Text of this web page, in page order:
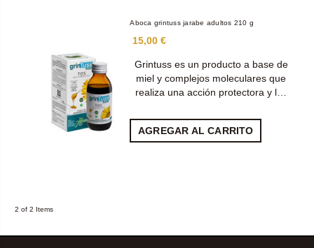
Aboca grintuss jarabe adultos 210 g
15,00 €
Grintuss es un producto a base de
miel y complejos moleculares que
realiza una acción protectora y l…
AGREGAR AL CARRITO
2 of 2 Items